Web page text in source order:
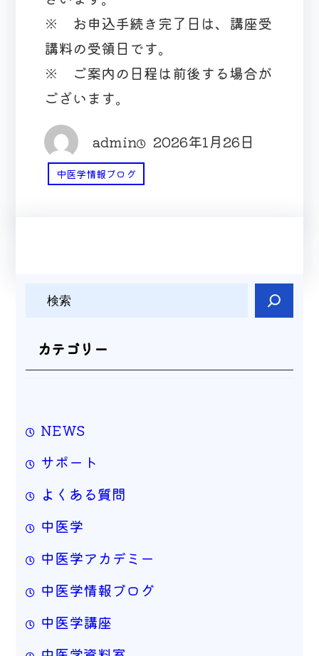
※ お申込手続き完了日は、講座受
講料の受領日です。
※ ご案内の日程は前後する場合が
ございます。
admin 2026年1月26日
中医学情報ブログ
カテゴリー
NEWS
サポート
よくある質問
中医学
中医学アカデミー
中医学情報ブログ
中医学講座